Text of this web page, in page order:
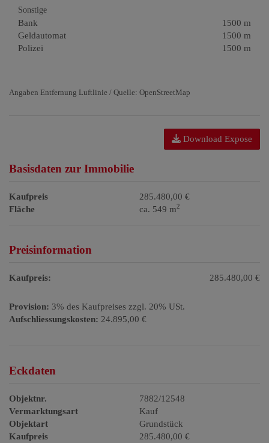
Sonstige
Bank
1500 m
Geldautomat
1500 m
Polizei
1500 m
Angaben Entfernung Luftlinie / Quelle: OpenStreetMap
Download Expose
Basisdaten zur Immobilie
Kaufpreis
285.480,00 €
Fläche
ca. 549 m2
Preisinformation
Kaufpreis: 285.480,00 €
Provision: 3% des Kaufpreises zzgl. 20% USt.
Aufschliessungskosten: 24.895,00 €
Eckdaten
Objektnr.
7882/12548
Vermarktungsart
Kauf
Objektart
Grundstück
Kaufpreis
285.480,00 €